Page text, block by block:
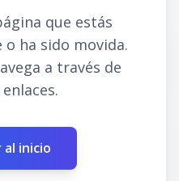
que estás
o ha sido movida.
a través de
al inicio